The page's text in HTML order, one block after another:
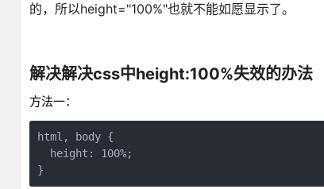
的，所以height="100%"也就不能如愿显示了。
解决解决css中height:100%失效的办法
方法一：
html, body {
  height: 100%;
}